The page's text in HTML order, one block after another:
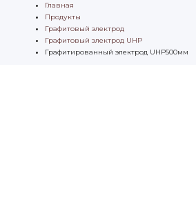
Главная
Продукты
Графитовый электрод
Графитовый электрод UHP
Графитированный электрод UHP500мм